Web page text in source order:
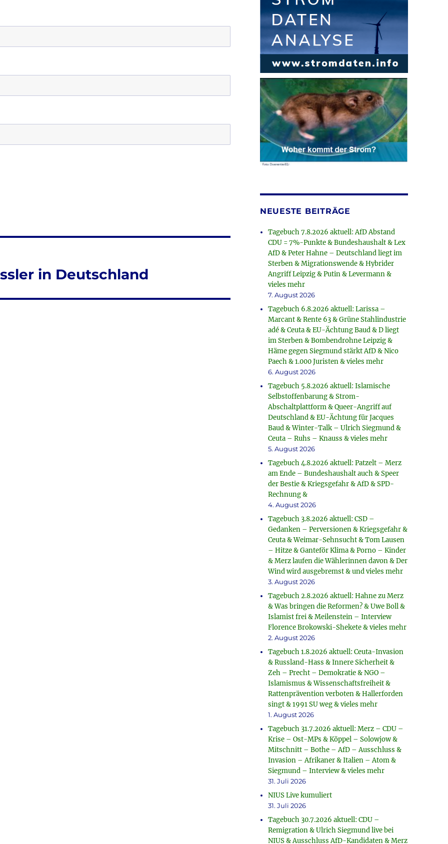
in Deutschland
NEUESTE BEITRÄGE
Tagebuch 7.8.2026 aktuell: AfD Abstand
CDU = 7%-Punkte & Bundeshaushalt & Lex
AfD & Peter Hahne – Deutschland liegt im
Sterben & Migrationswende & Hybrider
Angriff Leipzig & Putin & Levermann &
vieles mehr
7. August 2026
Tagebuch 6.8.2026 aktuell: Larissa –
Marcant & Rente 63 & Grüne Stahlindustrie
adé & Ceuta & EU-Ächtung Baud & D liegt
im Sterben & Bombendrohne Leipzig &
Häme gegen Siegmund stärkt AfD & Nico
Paech & 1.000 Juristen & vieles mehr
6. August 2026
Tagebuch 5.8.2026 aktuell: Islamische
Selbstoffenbarung & Strom-
Abschaltplattform & Queer-Angriff auf
Deutschland & EU-Ächtung für Jacques
Baud & Winter-Talk – Ulrich Siegmund &
Ceuta – Ruhs – Knauss & vieles mehr
5. August 2026
Tagebuch 4.8.2026 aktuell: Patzelt – Merz
am Ende – Bundeshaushalt auch & Speer
der Bestie & Kriegsgefahr & AfD & SPD-
Rechnung &
4. August 2026
Tagebuch 3.8.2026 aktuell: CSD –
Gedanken – Perversionen & Kriegsgefahr &
Ceuta & Weimar-Sehnsucht & Tom Lausen
– Hitze & Ganteför Klima & Porno – Kinder
& Merz laufen die Wählerinnen davon & Der
Wind wird ausgebremst & und vieles mehr
3. August 2026
Tagebuch 2.8.2026 aktuell: Hahne zu Merz
& Was bringen die Reformen? & Uwe Boll &
Islamist frei & Meilenstein – Interview
Florence Brokowski-Shekete & vieles mehr
2. August 2026
Tagebuch 1.8.2026 aktuell: Ceuta-Invasion
& Russland-Hass & Innere Sicherheit &
Zeh – Precht – Demokratie & NGO –
Islamismus & Wissenschaftsfreiheit &
Rattenprävention verboten & Hallerforden
singt & 1991 SU weg & vieles mehr
1. August 2026
Tagebuch 31.7.2026 aktuell: Merz – CDU –
Krise – Ost-MPs & Köppel – Solowjow &
Mitschnitt – Bothe – AfD – Ausschluss &
Invasion – Afrikaner & Italien – Atom &
Siegmund – Interview & vieles mehr
31. Juli 2026
NIUS Live kumuliert
31. Juli 2026
Tagebuch 30.7.2026 aktuell: CDU –
Remigration & Ulrich Siegmund live bei
NIUS & Ausschluss AfD-Kandidaten & Merz